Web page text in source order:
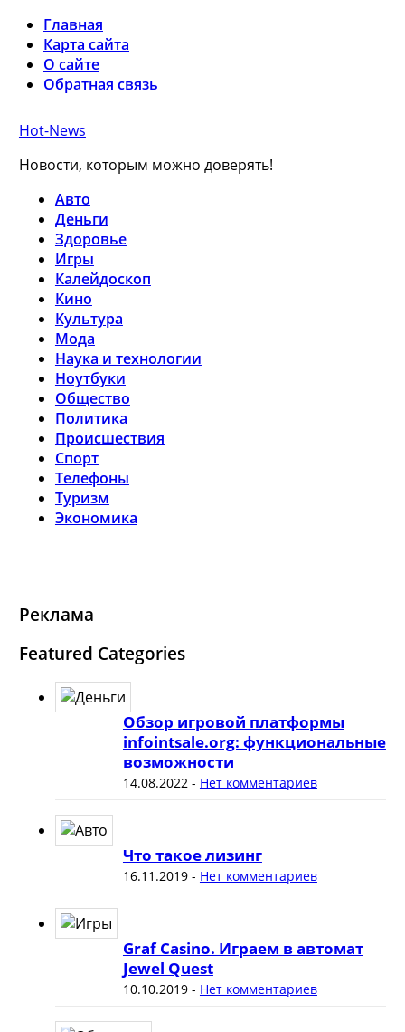
Главная
Карта сайта
О сайте
Обратная связь
Hot-News
Новости, которым можно доверять!
Авто
Деньги
Здоровье
Игры
Калейдоскоп
Кино
Культура
Мода
Наука и технологии
Ноутбуки
Общество
Политика
Происшествия
Спорт
Телефоны
Туризм
Экономика
Реклама
Featured Categories
Обзор игровой платформы
infointsale.org: функциональные
возможности
14.08.2022- Нет комментариев
Что такое лизинг
16.11.2019- Нет комментариев
Graf Casino. Играем в автомат
Jewel Quest
10.10.2019- Нет комментариев